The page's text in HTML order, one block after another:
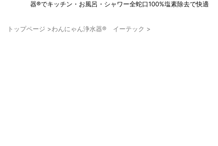
器®でキッチン・お風呂・シャワー全蛇口100%塩素除去で快適
トップページ >わんにゃん浄水器® イーテック >